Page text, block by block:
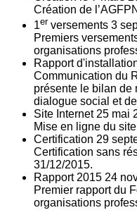
Création de
1er versements 3
Premiers
organisations
Rapport
Communication du
présente le bilan de
dialogue social et
Site Internet 25 mai
Mise en ligne du
Certification 29
Certification sans
31/12/2015.
Rapport 2015 24
Premier rapport du
organisations